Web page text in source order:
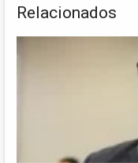
Relacionados